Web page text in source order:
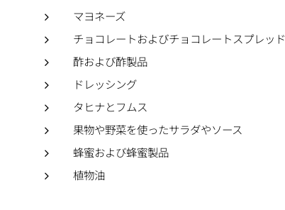
マヨネーズ
チョコレートおよびチョコレートスプレッド
酢および酢製品
ドレッシング
タヒナとフムス
果物や野菜を使ったサラダやソース
蜂蜜および蜂蜜製品
植物油